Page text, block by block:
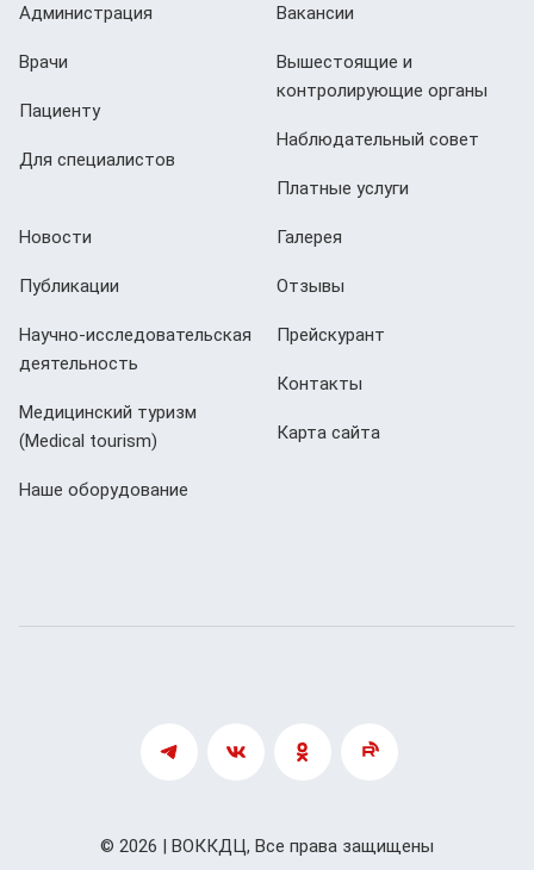
Администрация
Врачи
Пациенту
Для специалистов
Вакансии
Вышестоящие и
контролирующие органы
Наблюдательный совет
Платные услуги
Новости
Публикации
Научно-исследовательская
деятельность
Медицинский туризм
(Мedical tourism)
Наше оборудование
Галерея
Отзывы
Прейскурант
Контакты
Карта сайта
© 2026 | ВОККДЦ, Все права защищены